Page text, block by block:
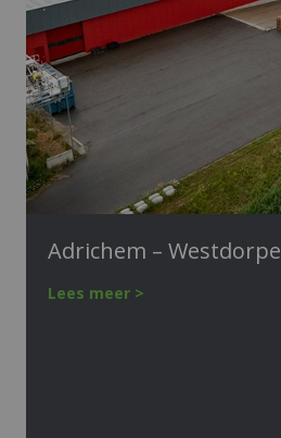
Adrichem – Westdorpe
Lees meer >